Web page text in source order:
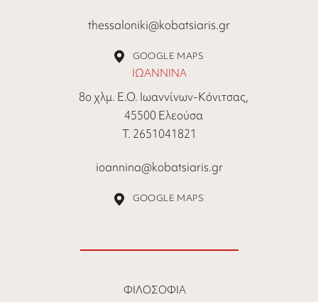
thessaloniki@kobatsiaris.gr
GOOGLE MAPS
ΙΩΑΝΝΙΝΑ
8ο χλμ. Ε.Ο. Ιωαννίνων-Κόνιτσας,
45500 Ελεούσα
Τ. 2651041821
ioannina@kobatsiaris.gr
GOOGLE MAPS
ΦΙΛΟΣΟΦΊΑ